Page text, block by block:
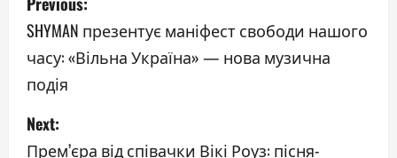
o
s
t
n
SHYMAN презентує маніфест свободи нашого
часу: «Вільна Україна» — нова музична
подія
Next:
Прем’єра від співачки Вікі Роуз: пісня-